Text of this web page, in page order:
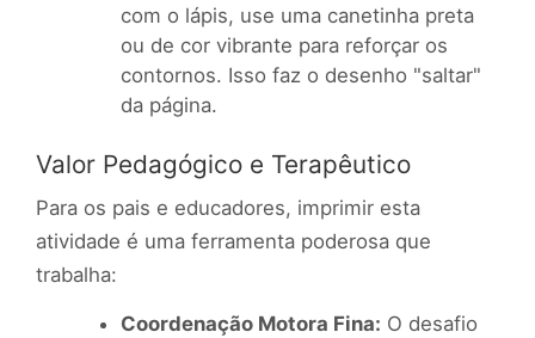
com o lápis, use uma canetinha preta
ou de cor vibrante para reforçar os
contornos. Isso faz o desenho "saltar"
da página.
Valor Pedagógico e Terapêutico
Para os pais e educadores, imprimir esta
atividade é uma ferramenta poderosa que
trabalha:
Coordenação Motora Fina: O desafio